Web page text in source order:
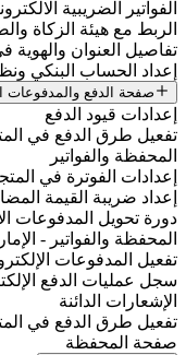
الفواتير الضريبية
الربط مع هيئة الزكاة
تفاصيل العنوان
إعداد الحساب البنكي
صفحة الدفع والمدفوعات
إعدادات قيود الدفع
تفعيل طرق الدفع في
المحفظة والفواتير
إعدادات الفوترة في
إعداد ضريبة القيمة
دورة تحويل المدفوعات
المحفظة والفواتير -
تفعيل المدفوعات
سجل عمليات الدفع
الإشعارات الدائنة
تفعيل طرق الدفع في
صفحة المحفظة